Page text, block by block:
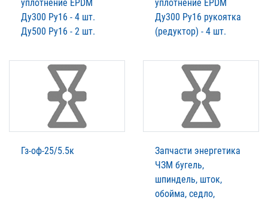
уплотнение EPDM
Ду300 Ру16 - 4 шт.
Ду500 Ру16 - 2 шт.
уплотнение EPDM
Ду300 Ру16 рукоятка
(редуктор) - 4 шт.
Гз-оф-25/5.5к
Запчасти энергетика
ЧЗМ бугель,
шпиндель, шток,
обойма, седло,